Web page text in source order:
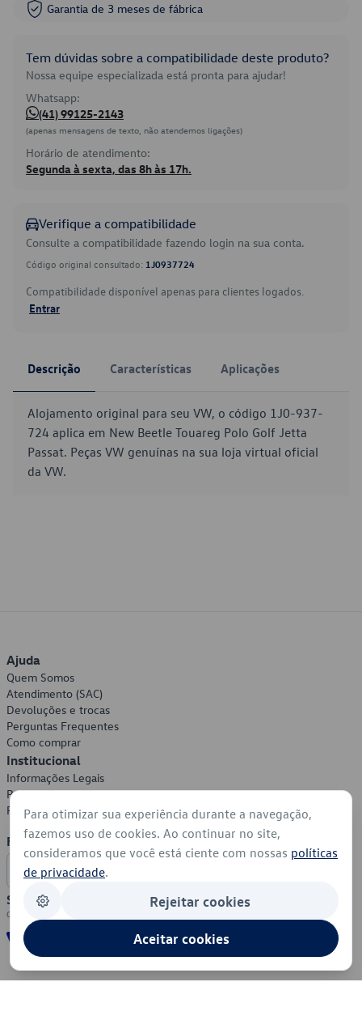
Garantia de 3 meses de fábrica
Tem dúvidas sobre a compatibilidade deste produto?
Nossa equipe especializada está pronta para ajudar!
Whatsapp:
(41) 99125-2143
(apenas mensagens de texto, não atendemos ligações)
Horário de atendimento:
Segunda à sexta, das 8h às 17h.
Verifique a compatibilidade
Consulte a compatibilidade fazendo login na sua conta.
Código original consultado: 1J0937724
Compatibilidade disponível apenas para clientes logados.
Entrar
Descrição Características Aplicações
Alojamento original para seu VW, o código 1J0-937-
724 aplica em New Beetle Touareg Polo Golf Jetta
Passat. Peças VW genuínas na sua loja virtual oficial
da VW.
Ajuda
Quem Somos
Atendimento (SAC)
Devoluções e trocas
Perguntas Frequentes
Como comprar
Institucional
Informações Legais
Política de Privacidade
Política de Cookies
Formas de Pagamento
Segurança
Para otimizar sua experiência durante a navegação,
fazemos uso de cookies. Ao continuar no site,
consideramos que você está ciente com nossas políticas
de privacidade.
Rejeitar cookies
Aceitar cookies